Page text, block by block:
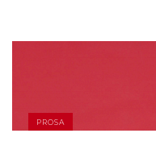
PROSA